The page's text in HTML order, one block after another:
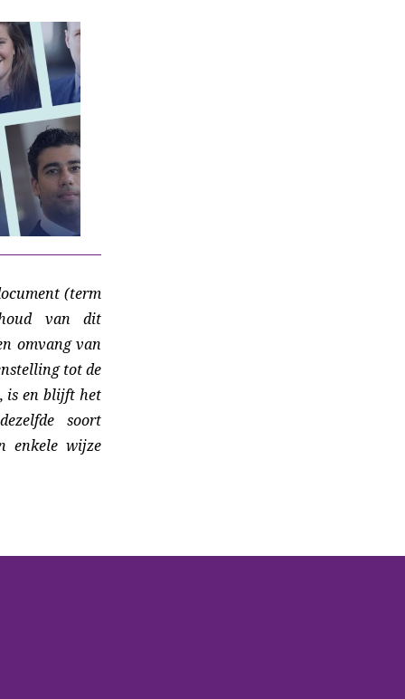
(term
van dit
omvang van
tot de
is en blijft het
soort
enkele wijze